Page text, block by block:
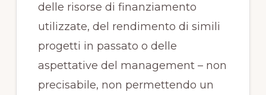
delle risorse di finanziamento
utilizzate, del rendimento di simili
progetti in passato o delle
aspettative del management – non
precisabile, non permettendo un